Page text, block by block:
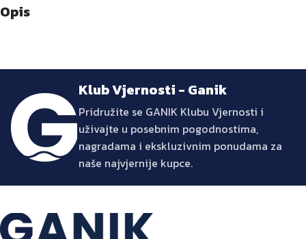
Opis
Klub Vjernosti - Ganik
Pridružite se GANIK Klubu Vjernosti i
uživajte u posebnim pogodnostima,
nagradama i ekskluzivnim ponudama za
naše najvjernije kupce.